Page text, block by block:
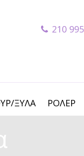
210
ΞΥΛΑ ΡΟΛΕΡ